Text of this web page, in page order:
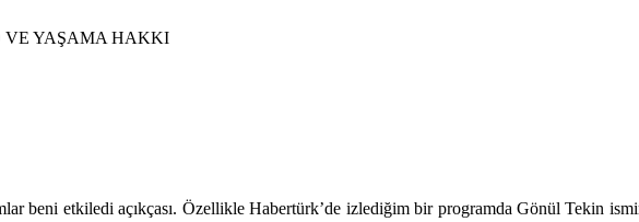
VE YAŞAMA HAKKI
beni etkiledi açıkçası. Özellikle Habertürk’de izlediğim bir programda Gönül Tekin